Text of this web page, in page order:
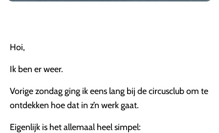
Hoi,
Ik ben er weer.
Vorige zondag ging ik eens lang bij de circusclub om te
ontdekken hoe dat in z’n werk gaat.
Eigenlijk is het allemaal heel simpel: